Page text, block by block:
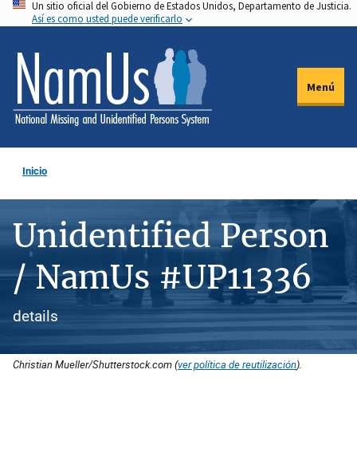
Pasar
al
contenido
principal
Un sitio oficial del Gobierno de Estados Unidos, Departamento de Justicia.
Así es como usted puede verificarlo
Menú
Inicio
Unidentified Person
/ NamUs #UP11336
details
Christian Mueller/Shutterstock.com (ver política de reutilización).